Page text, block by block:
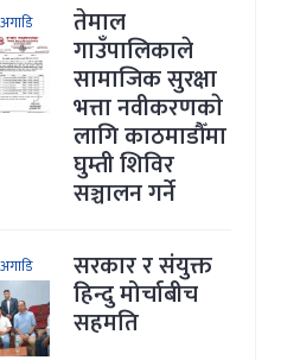
तेमाल
गाउँपालिकाले
सामाजिक सुरक्षा
भत्ता नवीकरणकाे
लागि काठमाडौँमा
घुम्ती शिविर
सञ्चालन गर्ने
सरकार र संयुक्त
हिन्दु मोर्चाबीच
सहमति